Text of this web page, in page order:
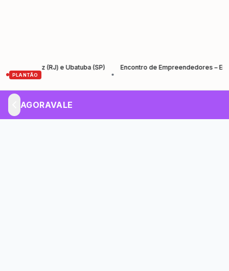
PLANTÃO
(RJ) e Ubatuba (SP)
Encontro de Empreendedores –
AGORAVALE